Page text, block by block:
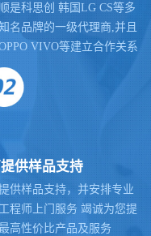
是科思创 韩国LG CS等多
名品牌的一级代理商,并且
VIVO等建立合作关系
供样品支持
供样品支持，并安排专业
程师上门服务 竭诚为您提
高性价比产品及服务